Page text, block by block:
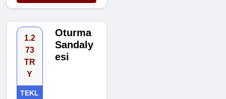
1.2
73
TR
Y
TEKL
Oturma
Sandaly
esi